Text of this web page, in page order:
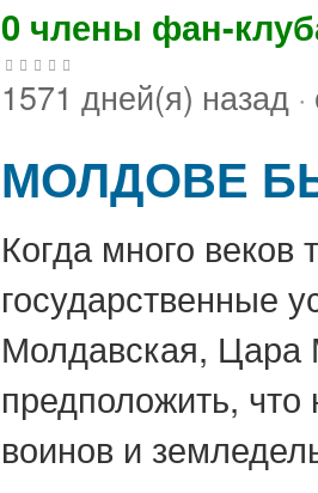
0 члены фан-
1571 дней(я) назад ·
МОЛДОВЕ
Когда много веков
государственные
Молдавская, Цара
предположить,
воинов и